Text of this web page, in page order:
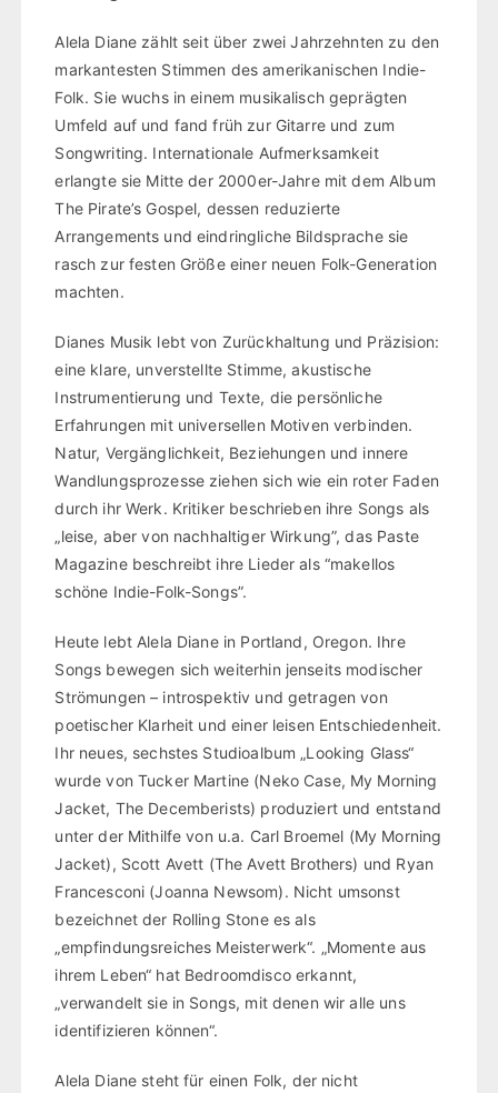
Alela Diane zählt seit über zwei Jahrzehnten zu den
markantesten Stimmen des amerikanischen Indie-
Folk. Sie wuchs in einem musikalisch geprägten
Umfeld auf und fand früh zur Gitarre und zum
Songwriting. Internationale Aufmerksamkeit
erlangte sie Mitte der 2000er-Jahre mit dem Album
The Pirate’s Gospel, dessen reduzierte
Arrangements und eindringliche Bildsprache sie
rasch zur festen Größe einer neuen Folk-Generation
machten.
Dianes Musik lebt von Zurückhaltung und Präzision:
eine klare, unverstellte Stimme, akustische
Instrumentierung und Texte, die persönliche
Erfahrungen mit universellen Motiven verbinden.
Natur, Vergänglichkeit, Beziehungen und innere
Wandlungsprozesse ziehen sich wie ein roter Faden
durch ihr Werk. Kritiker beschrieben ihre Songs als
„leise, aber von nachhaltiger Wirkung”, das Paste
Magazine beschreibt ihre Lieder als “makellos
schöne Indie-Folk-Songs”.
Heute lebt Alela Diane in Portland, Oregon. Ihre
Songs bewegen sich weiterhin jenseits modischer
Strömungen – introspektiv und getragen von
poetischer Klarheit und einer leisen Entschiedenheit.
Ihr neues, sechstes Studioalbum „Looking Glass“
wurde von Tucker Martine (Neko Case, My Morning
Jacket, The Decemberists) produziert und entstand
unter der Mithilfe von u.a. Carl Broemel (My Morning
Jacket), Scott Avett (The Avett Brothers) und Ryan
Francesconi (Joanna Newsom). Nicht umsonst
bezeichnet der Rolling Stone es als
„empfindungsreiches Meisterwerk“. „Momente aus
ihrem Leben“ hat Bedroomdisco erkannt,
„verwandelt sie in Songs, mit denen wir alle uns
identifizieren können“.
Alela Diane steht für einen Folk, der nicht